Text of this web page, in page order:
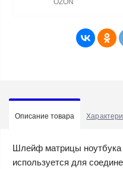
Описание товара
Шлейф матрицы ноутбука
используется для